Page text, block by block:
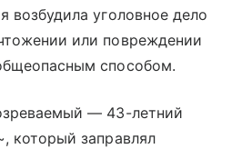
возбудила уголовное дело
или повреждении
способом.
— 43-летний
который заправлял